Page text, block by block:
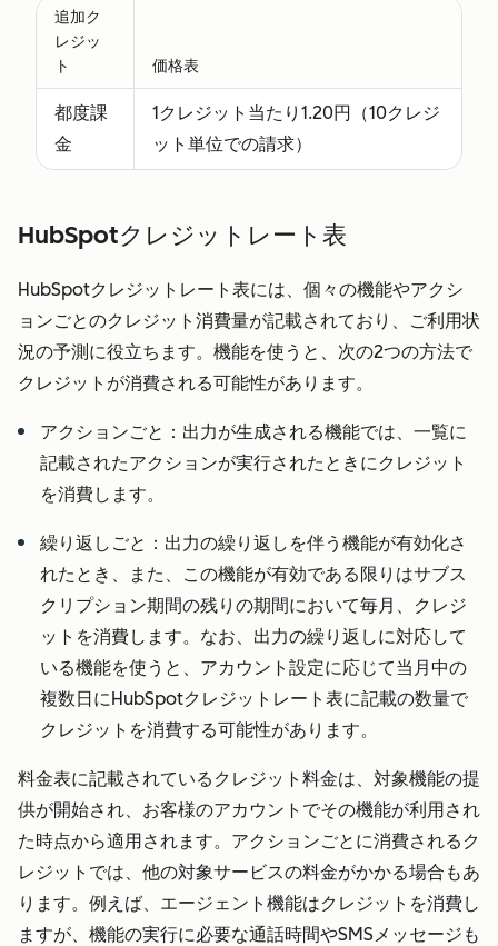
を実施する
ためにこの
アクセス権
を必要とし
ている
HubSpot
Partnerに対
ートナーシ
ートを付与
または確認
することに
同意するも
のとしま
す。
HubSpotは
独自の合理
的な判断に
より、パー
トナーシー
トの付与を
確認、却
きるものと
します。
追加ク
レジッ
ト
価格表
都度課
金
1クレジット当たり1.20円（10クレジ
ット単位での請求）
HubSpotクレジットレート表
HubSpotクレジットレート表には、個々の機能やアクシ
ョンごとのクレジット消費量が記載されており、ご利用状
況の予測に役立ちます。機能を使うと、次の2つの方法で
クレジットが消費される可能性があります。
アクションごと：出力が生成される機能では、一覧に
記載されたアクションが実行されたときにクレジット
を消費します。
繰り返しごと：出力の繰り返しを伴う機能が有効化さ
れたとき、また、この機能が有効である限りはサブス
クリプション期間の残りの期間において毎月、クレジ
ットを消費します。なお、出力の繰り返しに対応して
いる機能を使うと、アカウント設定に応じて当月中の
複数日にHubSpotクレジットレート表に記載の数量で
クレジットを消費する可能性があります。
料金表に記載されているクレジット料金は、対象機能の提
供が開始され、お客様のアカウントでその機能が利用され
た時点から適用されます。 アクションごとに消費されるク
レジットでは、他の対象サービスの料金がかかる場合もあ
ります。例えば、エージェント機能はクレジットを消費し
ますが、機能の実行に必要な通話時間やSMSメッセージも